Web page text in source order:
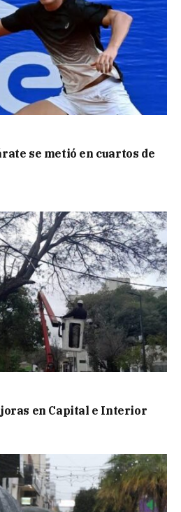
se metió en cuartos de
en Capital e Interior